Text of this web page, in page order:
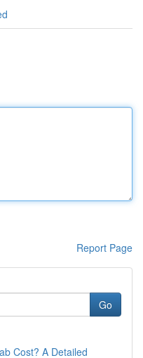
Report Page
Go
Cost? A Detailed